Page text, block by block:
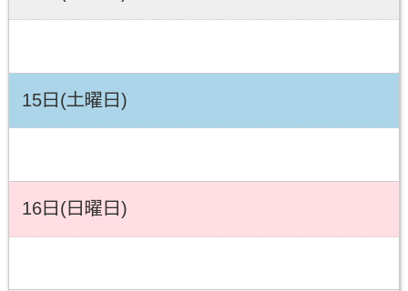
15日(土曜日)
16日(日曜日)